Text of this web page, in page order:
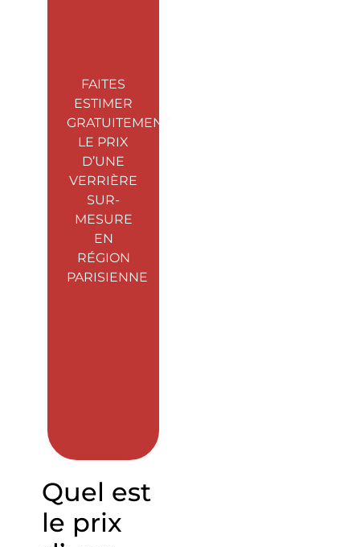
FAITES
ESTIMER
GRATUITEMENT
LE PRIX
D’UNE
VERRIÈRE
SUR-
MESURE
EN
RÉGION
PARISIENNE
Quel est
le prix